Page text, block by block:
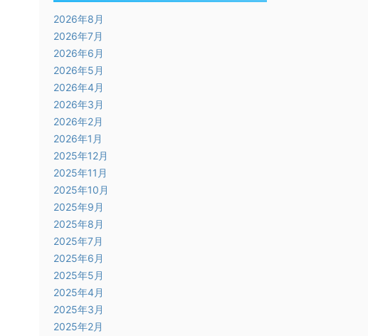
2026年8月
2026年7月
2026年6月
2026年5月
2026年4月
2026年3月
2026年2月
2026年1月
2025年12月
2025年11月
2025年10月
2025年9月
2025年8月
2025年7月
2025年6月
2025年5月
2025年4月
2025年3月
2025年2月